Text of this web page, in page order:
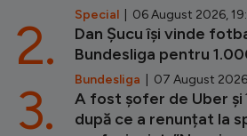
Special | 06 August 2026,
Dan Șucu își vinde
Bundesliga pentru
Bundesliga | 07 August
2.
A fost șofer de Uber
după ce a renunțat la
3.